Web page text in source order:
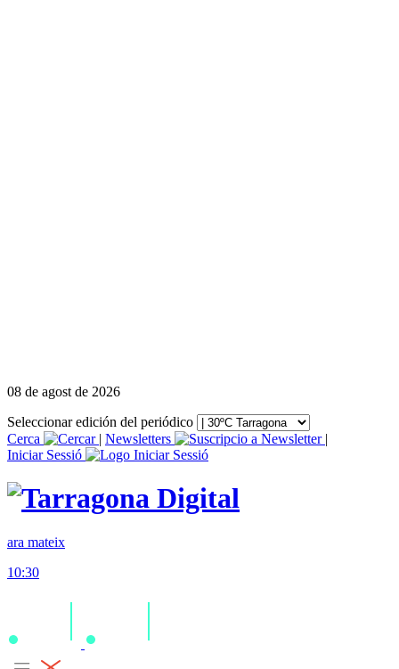
08 de agost de 2026
Seleccionar edición del periódico
Cerca
| Newsletters
|
Iniciar Sessió
ara mateix
10:30